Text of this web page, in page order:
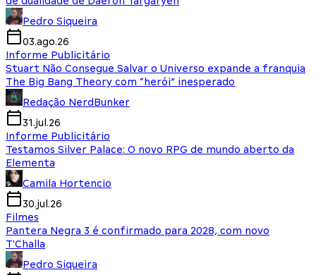
Pedro Siqueira
03.ago.26
Informe Publicitário
Stuart Não Consegue Salvar o Universo expande a franquia
The Big Bang Theory com “herói” inesperado
Redação NerdBunker
31.jul.26
Informe Publicitário
Testamos Silver Palace: O novo RPG de mundo aberto da
Elementa
Camila Hortencio
30.jul.26
Filmes
Pantera Negra 3 é confirmado para 2028, com novo
T'Challa
Pedro Siqueira